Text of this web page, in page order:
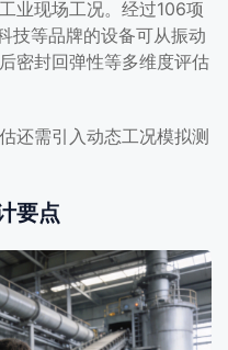
业现场工况。经过106项
技等品牌的设备可从振动
密封回弹性等多维度评估
还需引入动态工况模拟测
要点